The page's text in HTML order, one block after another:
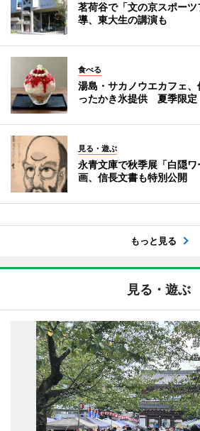
茗荷谷で「文の京スポー
導、東大生の講演も
食べる
湯島・サカノウエカフェ
ったかき氷提供 夏季限定
見る・遊ぶ
永青文庫で秋季展「白隠
画、信長文書も特別公開
もっと見る
見る・遊ぶ